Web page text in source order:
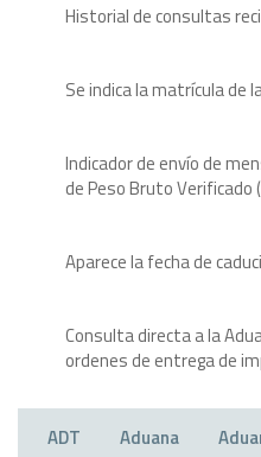
Historial de consultas
Se indica la matrícula de
Indicador de envío de
de Peso Bruto Verificado
Aparece la fecha de
Consulta directa a la
ordenes de entrega de
ADT Aduana